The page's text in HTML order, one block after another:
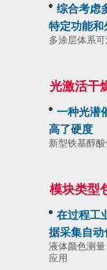
综合考虑
特定功能和
多涂层体系
光激活干
一种光潜
高了硬度
新型铁基醇
模块类型
在过程工
据采集自
液体颜色测
应用